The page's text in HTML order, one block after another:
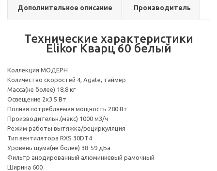
Дополнительное описание Производитель
Технические характеристики
Elikor Кварц 60 белый
Коллекция МОДЕРН
Количество скоростей 4, Agate, таймер
Масса(не более) 18,8 кг
Освещение 2х3.5 Вт
Полная потребляемая мощность 280 Вт
Производительн.(макс) 1000 м3/ч
Режим работы вытяжка/рециркуляция
Тип вентилятора RXS 30DT4
Уровень шума(не более) 38-59 дБа
Фильтр анодированный алюминиевый рамочный
Ширина 600